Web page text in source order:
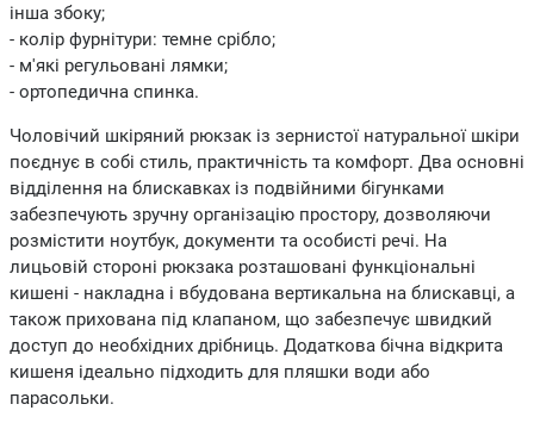
інша збоку;
- колір фурнітури: темне срібло;
- м'які регульовані лямки;
- ортопедична спинка.
Чоловічий шкіряний рюкзак із зернистої натуральної шкіри
поєднує в собі стиль, практичність та комфорт. Два основні
відділення на блискавках із подвійними бігунками
забезпечують зручну організацію простору, дозволяючи
розмістити ноутбук, документи та особисті речі. На
лицьовій стороні рюкзака розташовані функціональні
кишені - накладна і вбудована вертикальна на блискавці, а
також прихована під клапаном, що забезпечує швидкий
доступ до необхідних дрібниць. Додаткова бічна відкрита
кишеня ідеально підходить для пляшки води або
парасольки.